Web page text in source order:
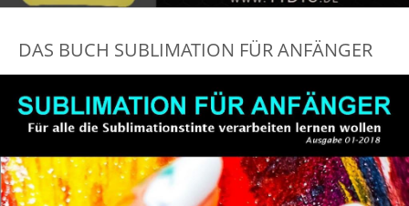
DAS BUCH SUBLIMATION FÜR ANFÄNGER